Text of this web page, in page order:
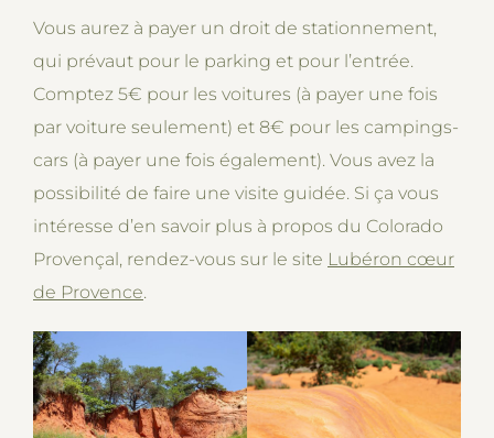
Vous aurez à payer un droit de stationnement,
qui prévaut pour le parking et pour l’entrée.
Comptez 5€ pour les voitures (à payer une fois
par voiture seulement) et 8€ pour les campings-
cars (à payer une fois également). Vous avez la
possibilité de faire une visite guidée. Si ça vous
intéresse d’en savoir plus à propos du Colorado
Provençal, rendez-vous sur le site Lubéron cœur
de Provence.